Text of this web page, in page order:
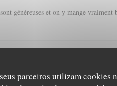
parceiros utilizam cookies
généreuses et on y mange vraiment